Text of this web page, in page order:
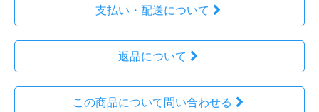
支払い・配送について
返品について
この商品について問い合わせる